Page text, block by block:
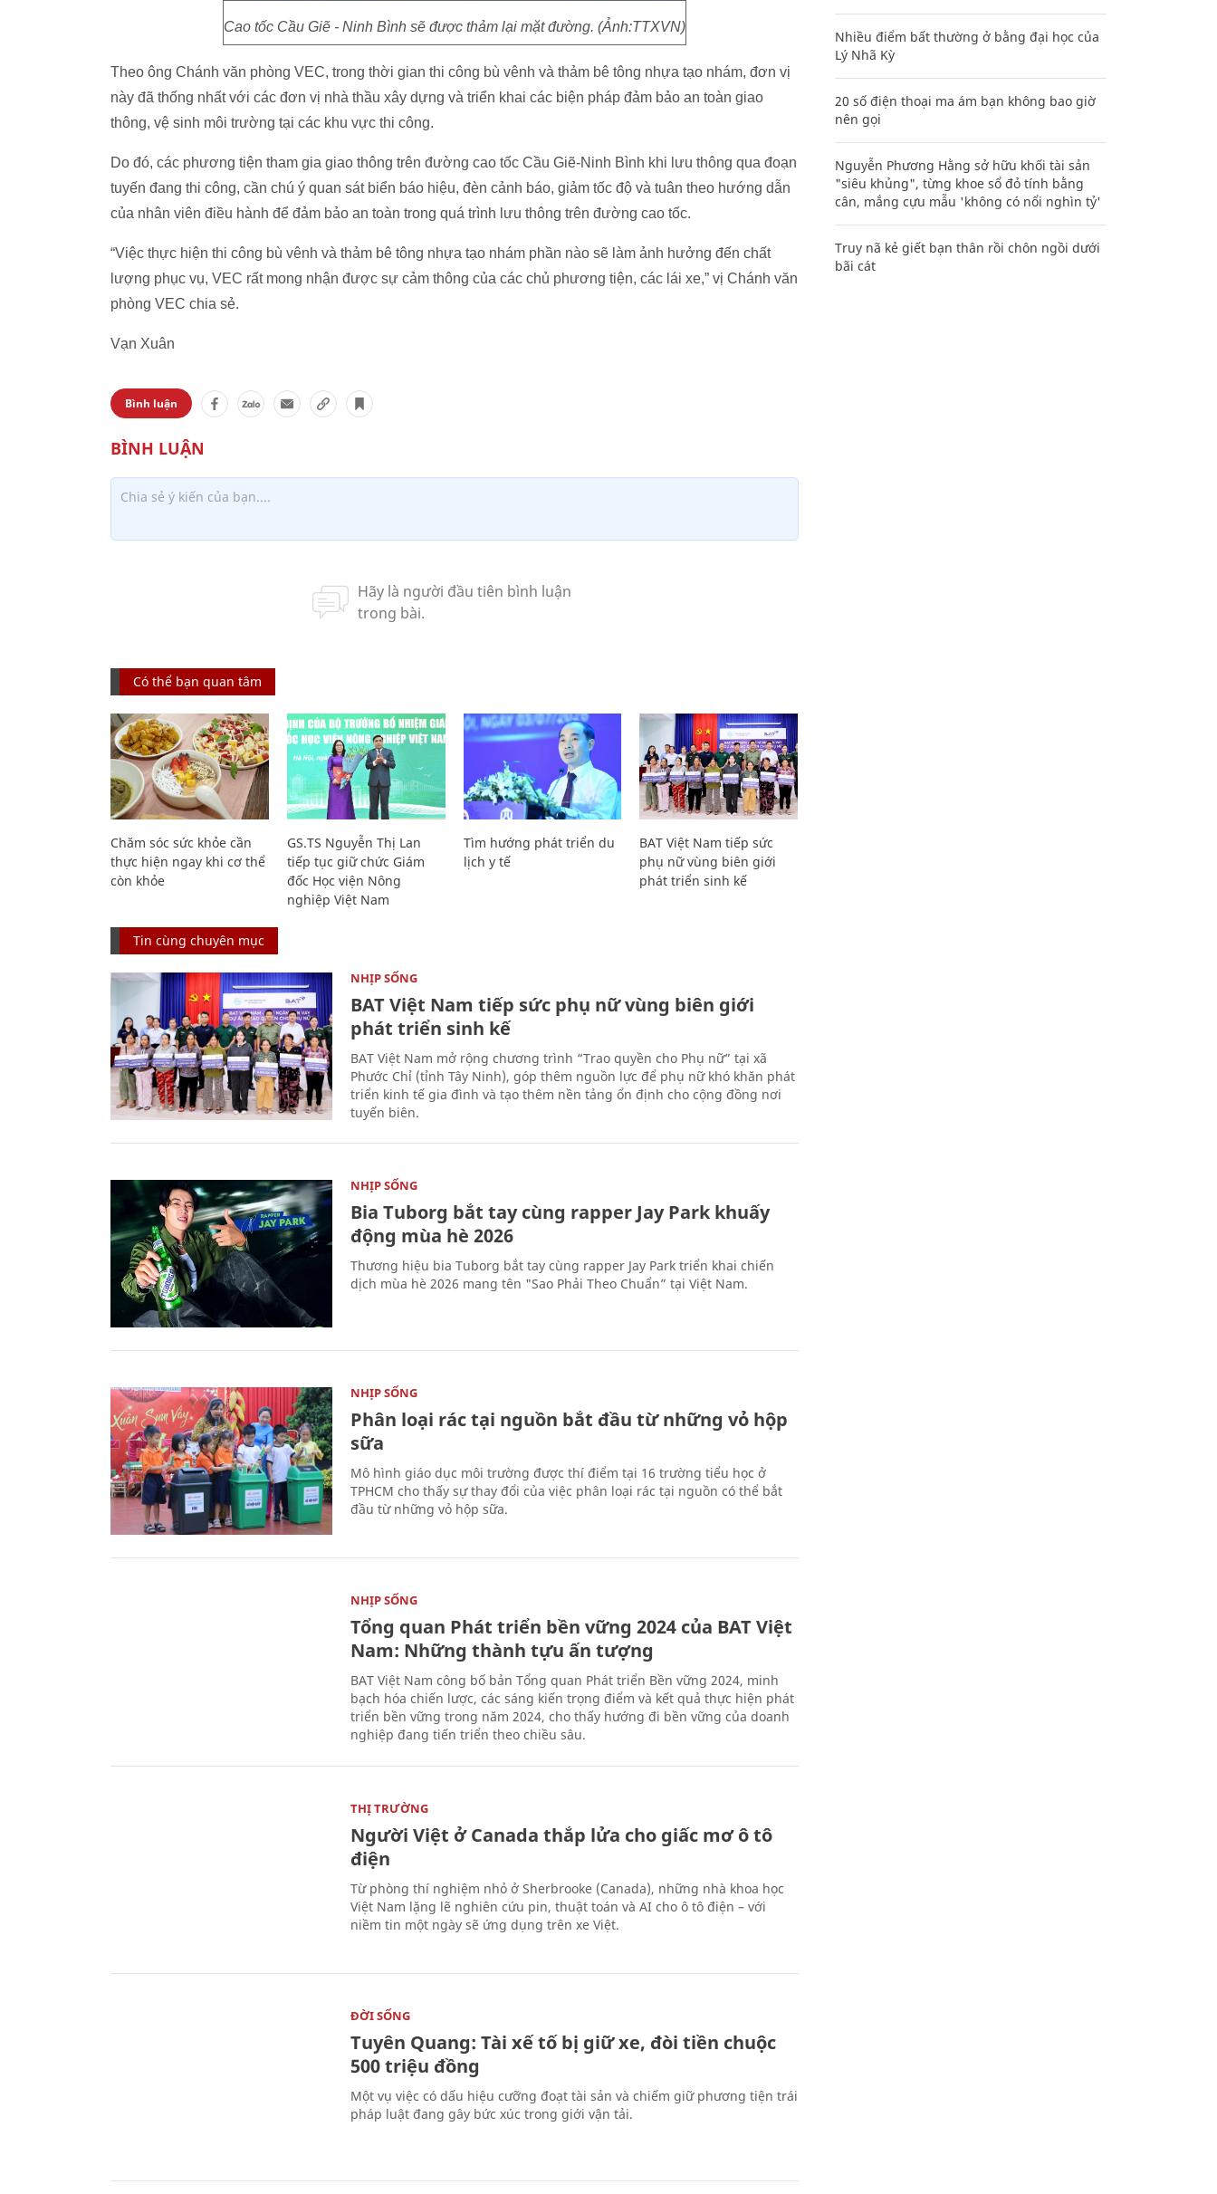
Cao tốc Cầu Giẽ - Ninh Bình sẽ được thảm lại mặt đường. (Ảnh:TTXVN)
Theo ông Chánh văn phòng VEC, trong thời gian thi công bù vênh và thảm bê tông nhựa tạo nhám, đơn vị
này đã thống nhất với các đơn vị nhà thầu xây dựng và triển khai các biện pháp đảm bảo an toàn giao
thông, vệ sinh môi trường tại các khu vực thi công.
Do đó, các phương tiện tham gia giao thông trên đường cao tốc Cầu Giẽ-Ninh Bình khi lưu thông qua đoạn
tuyến đang thi công, cần chú ý quan sát biển báo hiệu, đèn cảnh báo, giảm tốc độ và tuân theo hướng dẫn
của nhân viên điều hành để đảm bảo an toàn trong quá trình lưu thông trên đường cao tốc.
“Việc thực hiện thi công bù vênh và thảm bê tông nhựa tạo nhám phần nào sẽ làm ảnh hưởng đến chất
lượng phục vụ, VEC rất mong nhận được sự cảm thông của các chủ phương tiện, các lái xe,” vị Chánh văn
phòng VEC chia sẻ.
Vạn Xuân
Bình luận
Có thể bạn quan tâm
Chăm sóc sức khỏe cần
thực hiện ngay khi cơ thể
còn khỏe
GS.TS Nguyễn Thị Lan
tiếp tục giữ chức Giám
đốc Học viện Nông
nghiệp Việt Nam
Tìm hướng phát triển du
lịch y tế
BAT Việt Nam tiếp sức
phụ nữ vùng biên giới
phát triển sinh kế
Tin cùng chuyên mục
NHỊP SỐNG
BAT Việt Nam tiếp sức phụ nữ vùng biên giới
phát triển sinh kế
BAT Việt Nam mở rộng chương trình “Trao quyền cho Phụ nữ” tại xã
Phước Chỉ (tỉnh Tây Ninh), góp thêm nguồn lực để phụ nữ khó khăn phát
triển kinh tế gia đình và tạo thêm nền tảng ổn định cho cộng đồng nơi
tuyến biên.
NHỊP SỐNG
Bia Tuborg bắt tay cùng rapper Jay Park khuấy
động mùa hè 2026
Thương hiệu bia Tuborg bắt tay cùng rapper Jay Park triển khai chiến
dịch mùa hè 2026 mang tên "Sao Phải Theo Chuẩn” tại Việt Nam.
NHỊP SỐNG
Phân loại rác tại nguồn bắt đầu từ những vỏ hộp
sữa
Mô hình giáo dục môi trường được thí điểm tại 16 trường tiểu học ở
TPHCM cho thấy sự thay đổi của việc phân loại rác tại nguồn có thể bắt
đầu từ những vỏ hộp sữa.
NHỊP SỐNG
Tổng quan Phát triển bền vững 2024 của BAT Việt
Nam: Những thành tựu ấn tượng
BAT Việt Nam công bố bản Tổng quan Phát triển Bền vững 2024, minh
bạch hóa chiến lược, các sáng kiến trọng điểm và kết quả thực hiện phát
triển bền vững trong năm 2024, cho thấy hướng đi bền vững của doanh
nghiệp đang tiến triển theo chiều sâu.
THỊ TRƯỜNG
Người Việt ở Canada thắp lửa cho giấc mơ ô tô
điện
Từ phòng thí nghiệm nhỏ ở Sherbrooke (Canada), những nhà khoa học
Việt Nam lặng lẽ nghiên cứu pin, thuật toán và AI cho ô tô điện – với
niềm tin một ngày sẽ ứng dụng trên xe Việt.
ĐỜI SỐNG
Tuyên Quang: Tài xế tố bị giữ xe, đòi tiền chuộc
500 triệu đồng
Một vụ việc có dấu hiệu cưỡng đoạt tài sản và chiếm giữ phương tiện trái
pháp luật đang gây bức xúc trong giới vận tải.
Nhiều điểm bất thường ở bằng đại học của
Lý Nhã Kỳ
20 số điện thoại ma ám bạn không bao giờ
nên gọi
Nguyễn Phương Hằng sở hữu khối tài sản
"siêu khủng", từng khoe sổ đỏ tính bằng
cân, mắng cựu mẫu 'không có nổi nghìn tỷ'
Truy nã kẻ giết bạn thân rồi chôn ngồi dưới
bãi cát